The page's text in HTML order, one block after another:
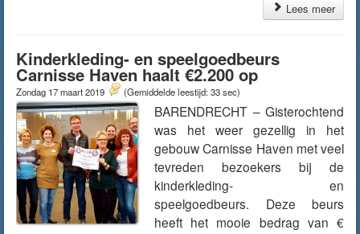
Lees meer
Kinderkleding- en speelgoedbeurs
Carnisse Haven haalt €2.200 op
Zondag 17 maart 2019 (Gemiddelde leestijd: 33 sec)
BARENDRECHT – Gisterochtend
was het weer gezellig in het
gebouw Carnisse Haven met veel
tevreden bezoekers bij de
kinderkleding- en
speelgoedbeurs. Deze beurs
heeft het mooie bedrag van €